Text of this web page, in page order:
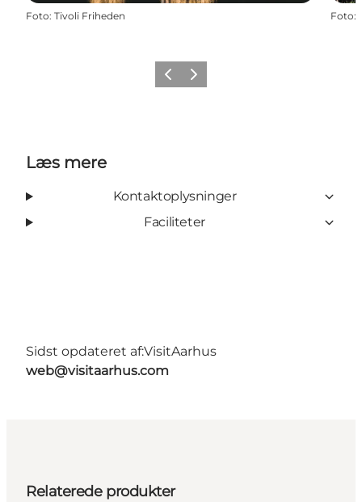
Foto: Tivoli Friheden Foto:
ForrigeNæste
Læs mere
Kontaktoplysninger
Faciliteter
Sidst opdateret af:VisitAarhus
web@visitaarhus.com
Relaterede produkter